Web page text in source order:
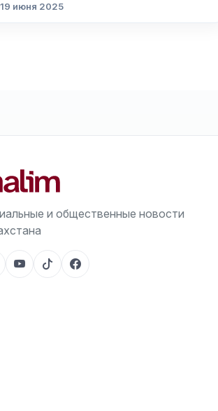
19 июня 2025
и общественные новости